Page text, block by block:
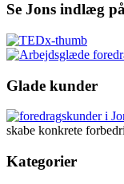
Se Jons indlæg
Glade kunder
skabe konkrete
Kategorier